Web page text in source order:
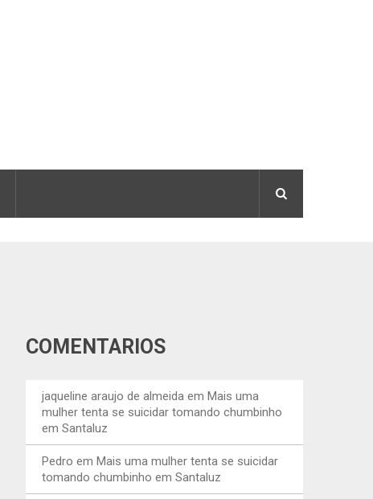
COMENTÁRIOS
jaqueline araujo de almeida em Mais uma
mulher tenta se suicidar tomando chumbinho
em Santaluz
Pedro em Mais uma mulher tenta se suicidar
tomando chumbinho em Santaluz